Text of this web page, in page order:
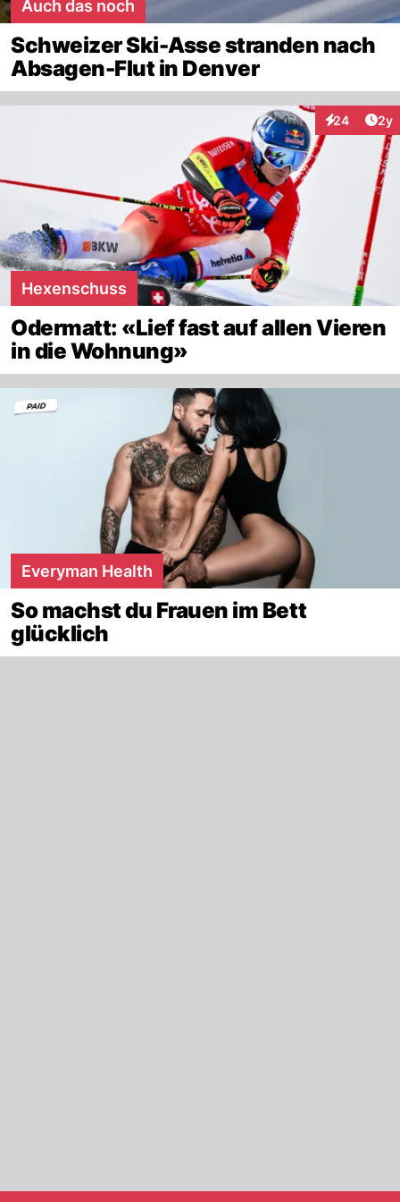
Auch das noch
Schweizer Ski-Asse stranden nach
Absagen-Flut in Denver
24
Interaktionen
2y
Hexenschuss
Odermatt: «Lief fast auf allen Vieren
in die Wohnung»
Everyman Health
So machst du Frauen im Bett
glücklich